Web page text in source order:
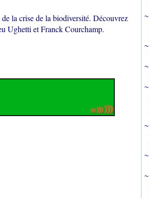
la crise de la biodiversité. Découvrez
Ughetti et Franck Courchamp.
~
~
~
~
~
~
~